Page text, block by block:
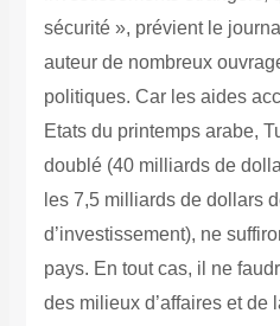
sécurité », prévient le
auteur de nombreux
politiques. Car les aides
Etats du printemps arabe,
doublé (40 milliards de
les 7,5 milliards de dollars
d’investissement), ne
pays. En tout cas, il ne
des milieux d’affaires et de